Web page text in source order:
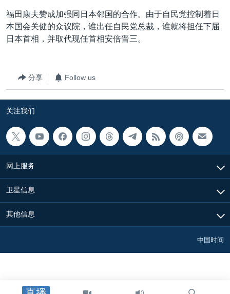
福田康夫赞成加强同日本邻国的合作。由于自民党控制着日
本国会关健的众议院，谁出任自民党总裁，谁就将担任下届
日本首相，并取代现任首相安倍晋三。
分享 Follow us
关注我们
网上服务
卫星信息
其他信息
中国时间